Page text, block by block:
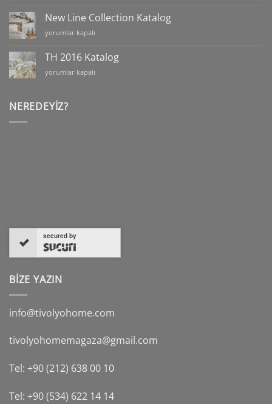
2017
Katalog
için
New Line Collection Katalog
New
Collection
Katalog
için
yorumlar kapalı
TH 2016 Katalog
TH
için
yorumlar kapalı
NEREDEYIZ?
secured by
BİZE YAZIN
info@tivolyohome.com
tivolyohomemagaza@gmail.com
Tel: +90 (212) 638 00 10
Tel: +90 (534) 622 14 14